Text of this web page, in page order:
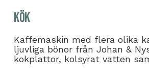
Kök
Kaffemaskin med flera olika
ljuvliga bönor från Johan &
kokplattor, kolsyrat vatten